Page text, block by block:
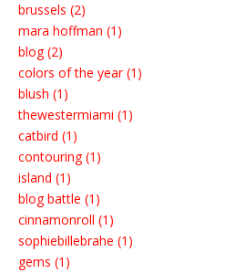
brussels (2)
mara hoffman (1)
blog (2)
colors of the year (1)
blush (1)
thewestermiami (1)
catbird (1)
contouring (1)
island (1)
blog battle (1)
cinnamonroll (1)
sophiebillebrahe (1)
gems (1)